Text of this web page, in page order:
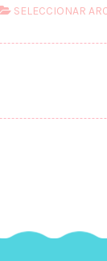
SELECCIONAR